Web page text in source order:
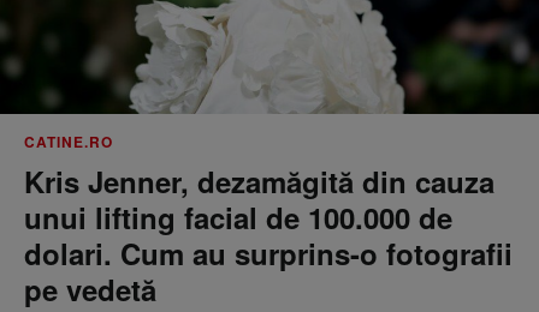
CATINE.RO
Kris Jenner, dezamăgită din cauza
unui lifting facial de 100.000 de
dolari. Cum au surprins-o fotografii
pe vedetă